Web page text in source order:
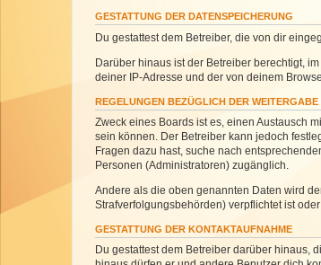
GESTATTUNG DER DATENSPEICHERUNG
Du gestattest dem Betreiber, die von dir
Darüber hinaus ist der Betreiber berechtigt,
deiner IP-Adresse und der von deinem
REGELUNGEN BEZÜGLICH DER WEITERGABE
Zweck eines Boards ist es, einen Austausch
sein können. Der Betreiber kann jedoch
Fragen dazu hast, suche nach
Personen (Administratoren) zugänglich.
Andere als die oben genannten Daten wird
Strafverfolgungsbehörden) verpflichtet ist
GESTATTUNG DER KONTAKTAUFNAHME
Du gestattest dem Betreiber darüber hinaus,